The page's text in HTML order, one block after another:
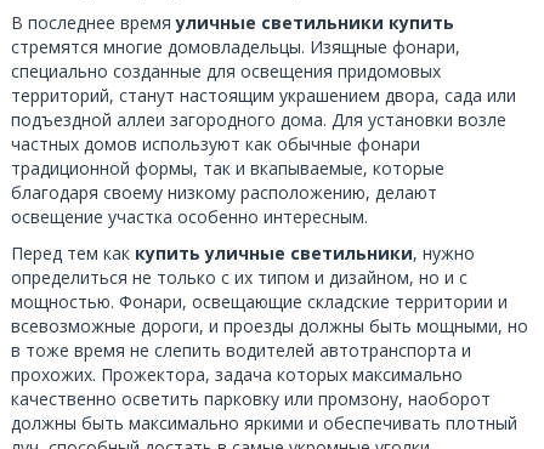
В последнее времяуличные светильники купить
стремятся многие домовладельцы. Изящные фонари,
специально созданные для освещения придомовых
территорий, станут настоящим украшением двора, сада или
подъездной аллеи загородного дома. Для установки возле
частных домов используют как обычные фонари
традиционной формы, так и вкапываемые, которые
благодаря своему низкому расположению, делают
освещение участка особенно интересным.
Перед тем как купить уличные светильники, нужно
определиться не только с их типом и дизайном, но и с
мощностью. Фонари, освещающие складские территории и
всевозможные дороги, и проезды должны быть мощными, но
в тоже время не слепить водителей автотранспорта и
прохожих. Прожектора, задача которых максимально
качественно осветить парковку или промзону, наоборот
должны быть максимально яркими и обеспечивать плотный